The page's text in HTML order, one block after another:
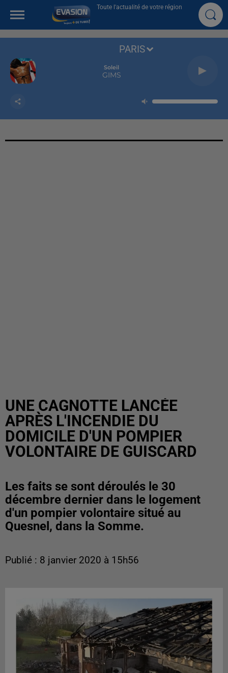
Toute l'actualité de votre région
Soleil
GIMS
PARIS
UNE CAGNOTTE LANCÉE
APRÈS L'INCENDIE DU
DOMICILE D'UN POMPIER
VOLONTAIRE DE GUISCARD
Les faits se sont déroulés le 30
décembre dernier dans le logement
d'un pompier volontaire situé au
Quesnel, dans la Somme.
Publié : 8 janvier 2020 à 15h56